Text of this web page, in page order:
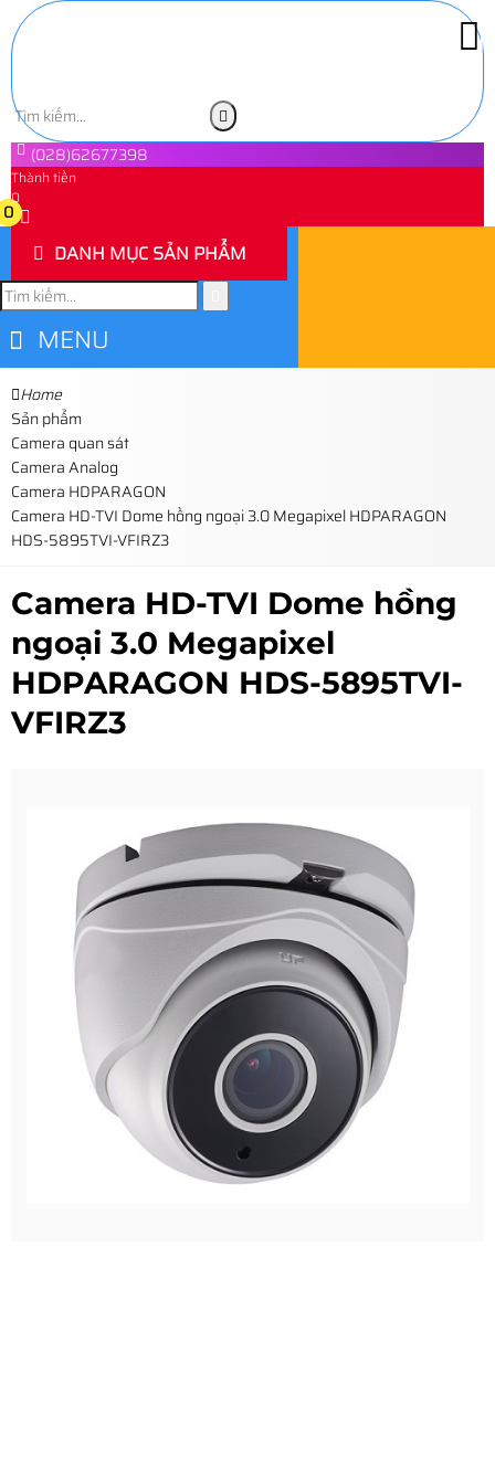
(028)62677398
Thành tiền
0
0
DANH MỤC SẢN PHẨM
MENU
Home
Sản phẩm
Camera quan sát
Camera Analog
Camera HDPARAGON
Camera HD-TVI Dome hồng ngoại 3.0 Megapixel HDPARAGON
HDS-5895TVI-VFIRZ3
Camera HD-TVI Dome hồng
ngoại 3.0 Megapixel
HDPARAGON HDS-5895TVI-
VFIRZ3